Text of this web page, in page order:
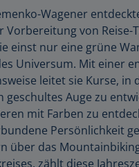
Wagener
Vorbereitung von Reise-
einst nur eine grüne
Universum. Mit einer
leitet sie Kurse, in
geschultes Auge zu
mit Farben zu
Persönlichkeit
über das
zählt diese